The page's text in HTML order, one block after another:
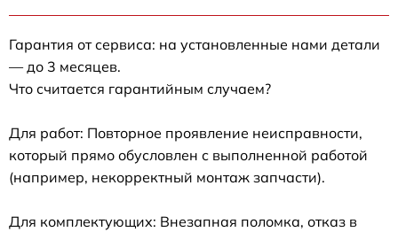
Гарантия от сервиса: на установленные нами детали
— до 3 месяцев.
Что считается гарантийным случаем?
Для работ: Повторное проявление неисправности,
который прямо обусловлен с выполненной работой
(например, некорректный монтаж запчасти).
Для комплектующих: Внезапная поломка, отказ в